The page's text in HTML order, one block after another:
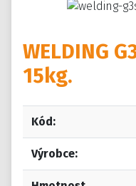
WELDING
15kg.
Kód:
Výrobce: